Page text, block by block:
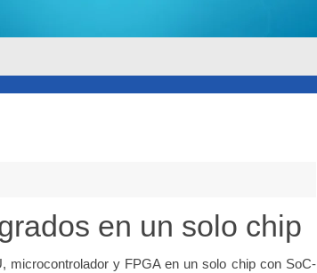
en un solo chip
microcontrolador y FPGA en un solo chip con SoC-